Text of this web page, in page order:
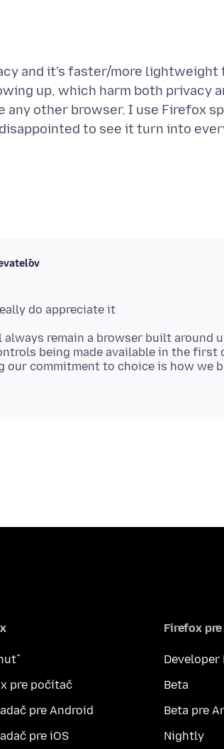
and it's faster/more lightweight
up, which harm both privacy
any other browser. I use Firefox
to see it turn into
remain a browser built around
being made available in the first
our commitment to choice is how we
pre počítač
pre Android
pre iOS
Firefox
Developer
Beta
Beta pre
Nightly